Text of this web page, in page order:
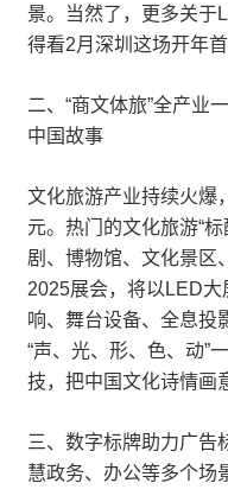
景。当然了，更多关于
得看2月深圳这场开年首
二、“商文体旅”全产业
中国故事
文化旅游产业持续火爆
元。热门的文化旅游“
剧、博物馆、文化景区
2025展会，将以LED
响、舞台设备、全息投
“声、光、形、色、动”
技，把中国文化诗情画
三、数字标牌助力广告
慧政务、办公等多个场